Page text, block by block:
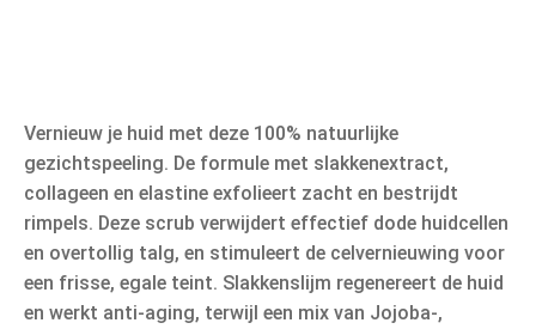
Vernieuw je huid met deze 100% natuurlijke
gezichtspeeling. De formule met slakkenextract,
collageen en elastine exfolieert zacht en bestrijdt
rimpels. Deze scrub verwijdert effectief dode huidcellen
en overtollig talg, en stimuleert de celvernieuwing voor
een frisse, egale teint. Slakkenslijm regenereert de huid
en werkt anti-aging, terwijl een mix van Jojoba-,